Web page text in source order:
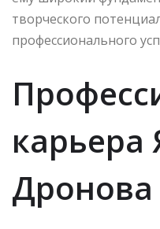
творческого
профессионального
карьера
Дронова